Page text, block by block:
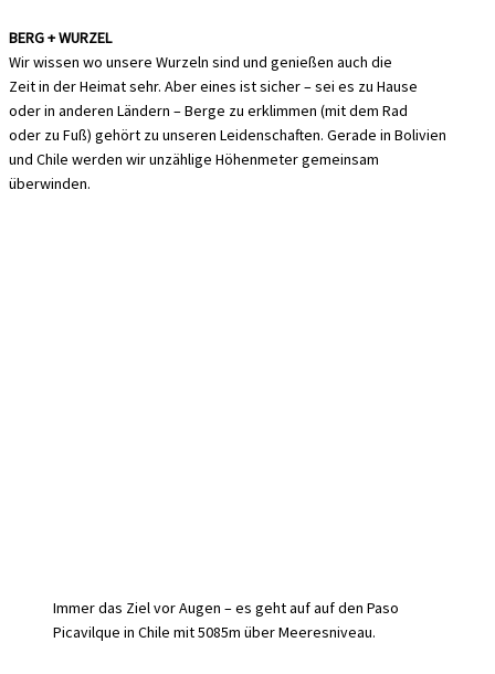
BERG + WURZEL
Wir wissen wo unsere Wurzeln sind und genießen auch die
Zeit in der Heimat sehr. Aber eines ist sicher – sei es zu Hause
oder in anderen Ländern – Berge zu erklimmen (mit dem Rad
oder zu Fuß) gehört zu unseren Leidenschaften. Gerade in Bolivien
und Chile werden wir unzählige Höhenmeter gemeinsam
überwinden.
Immer das Ziel vor Augen – es geht auf auf den Paso
Picavilque in Chile mit 5085m über Meeresniveau.